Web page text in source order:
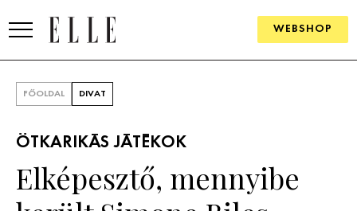
WEBSHOP
SZÉPSÉG
FŐOLDAL DIVAT
ÖTKARIKÁS JÁTÉKOK
Elképesztő, mennyibe